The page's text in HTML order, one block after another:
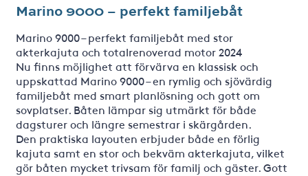
Marino 9000 – perfekt familjebåt
Marino 9000 – perfekt familjebåt med stor
akterkajuta och totalrenoverad motor 2024
Nu finns möjlighet att förvärva en klassisk och
uppskattad Marino 9000 – en rymlig och sjövärdig
familjebåt med smart planlösning och gott om
sovplatser. Båten lämpar sig utmärkt för både
dagsturer och längre semestrar i skärgården.
Den praktiska layouten erbjuder både en förlig
kajuta samt en stor och bekväm akterkajuta, vilket
gör båten mycket trivsam för familj och gäster. Gott